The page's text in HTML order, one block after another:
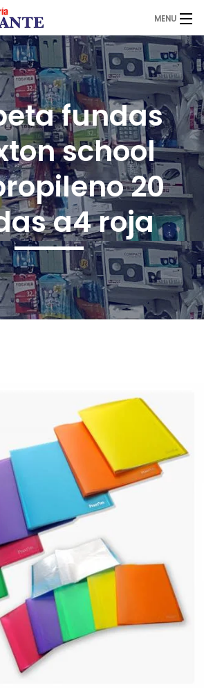
MENU
¡Imprimir!
fundas
school
20
a4 roja